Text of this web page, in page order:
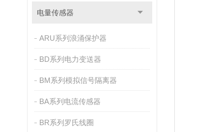
电量传感器
ARU系列浪涌保护器
BD系列电力变送器
BM系列模拟信号隔离器
BA系列电流传感器
BR系列罗氏线圈